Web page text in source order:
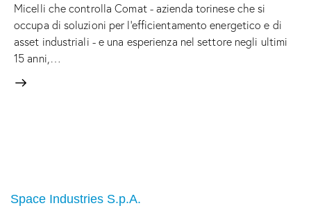
Micelli che controlla Comat - azienda torinese che si
occupa di soluzioni per l’efficientamento energetico e di
asset industriali - e una esperienza nel settore negli ultimi
15 anni,…
Space Industries S.p.A.